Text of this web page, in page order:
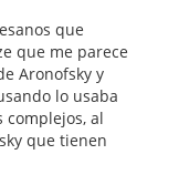
que
que me parece
Aronofsky y
lo usaba
complejos, al
que tienen